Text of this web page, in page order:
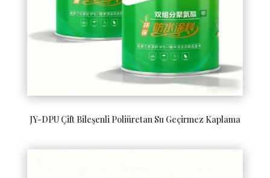
JY-DPU Çift Bileşenli Poliüretan Su Geçirmez Kaplama